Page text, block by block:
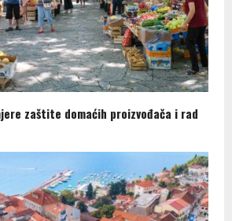
zaštite domaćih proizvođača i rad